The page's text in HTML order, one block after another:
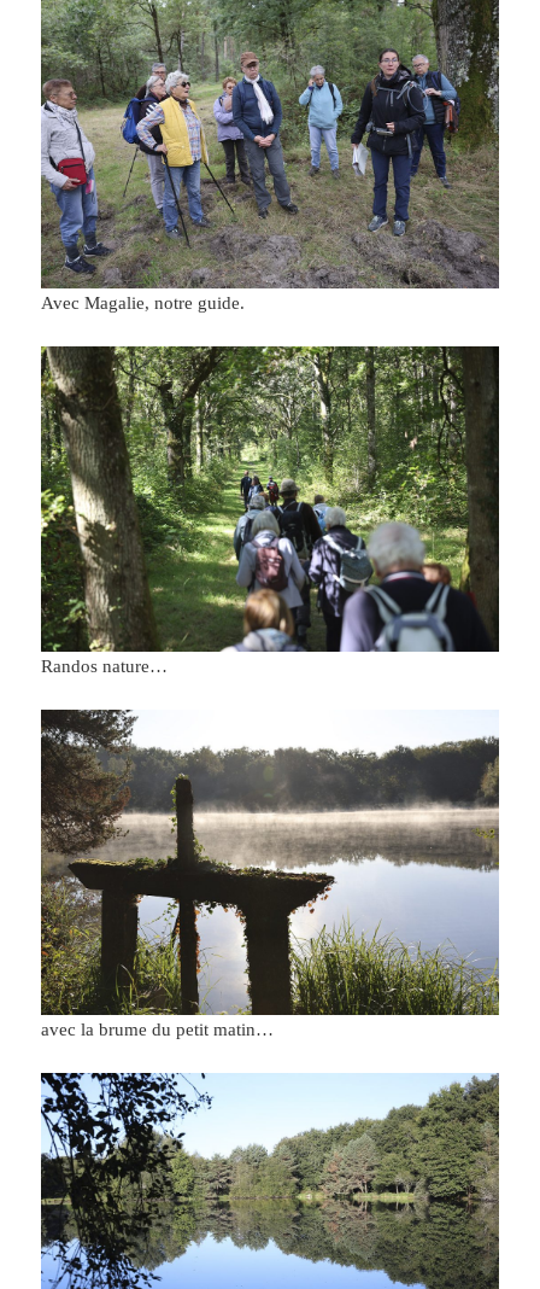
Avec Magalie, notre guide.
Randos nature…
avec la brume du petit matin…